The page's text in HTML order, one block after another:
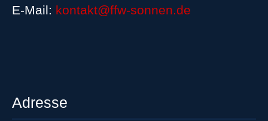
E-Mail: kontakt@ffw-sonnen.de
Adresse